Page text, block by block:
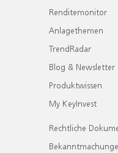
Renditemonitor
Anlagethemen
TrendRadar
Blog & Newsletter
Produktwissen
My KeyInvest
Rechtliche